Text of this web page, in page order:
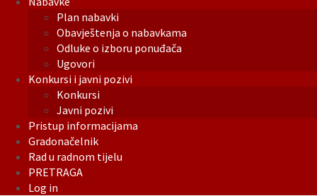
Plan nabavki
Obavještenja o nabavkama
Odluke o izboru ponuđača
Ugovori
Konkursi i javni pozivi
Konkursi
Javni pozivi
Pristup informacijama
Gradonačelnik
Rad u radnom tijelu
PRETRAGA
Log in